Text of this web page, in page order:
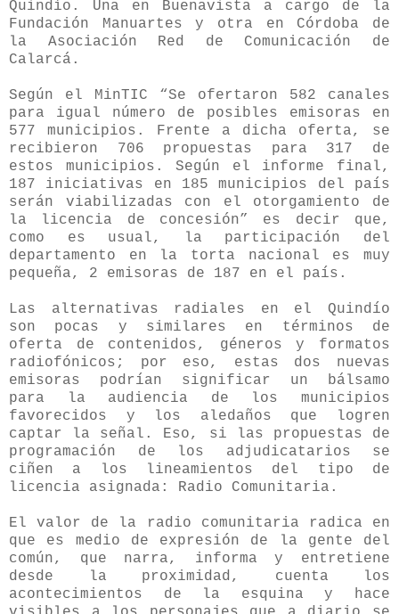
Quindío. Una en Buenavista a cargo de la
Fundación Manuartes y otra en Córdoba de
la Asociación Red de Comunicación de
Calarcá.
Según el MinTIC “Se ofertaron 582 canales
para igual número de posibles emisoras en
577 municipios. Frente a dicha oferta, se
recibieron 706 propuestas para 317 de
estos municipios. Según el informe final,
187 iniciativas en 185 municipios del país
serán viabilizadas con el otorgamiento de
la licencia de concesión” es decir que,
como es usual, la participación del
departamento en la torta nacional es muy
pequeña, 2 emisoras de 187 en el país.
Las alternativas radiales en el Quindío
son pocas y similares en términos de
oferta de contenidos, géneros y formatos
radiofónicos; por eso, estas dos nuevas
emisoras podrían significar un bálsamo
para la audiencia de los municipios
favorecidos y los aledaños que logren
captar la señal. Eso, si las propuestas de
programación de los adjudicatarios se
ciñen a los lineamientos del tipo de
licencia asignada: Radio Comunitaria.
El valor de la radio comunitaria radica en
que es medio de expresión de la gente del
común, que narra, informa y entretiene
desde la proximidad, cuenta los
acontecimientos de la esquina y hace